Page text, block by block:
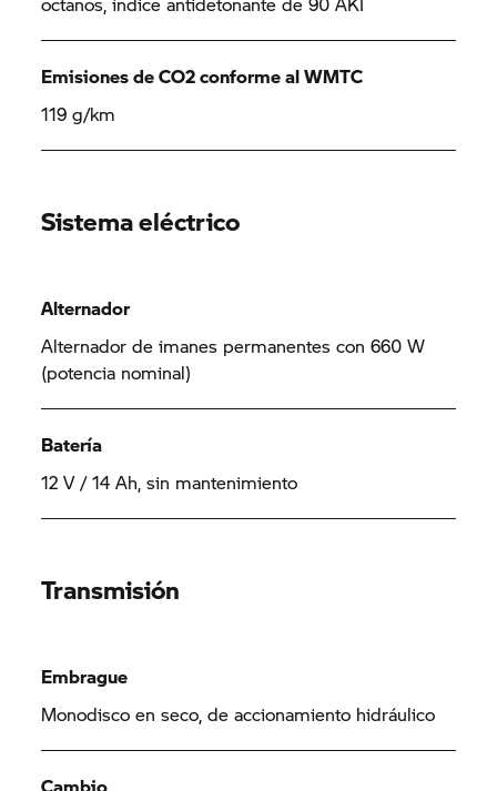
Emisiones de CO2 conforme al WMTC
119 g/km
Sistema eléctrico
Alternador
Alternador de imanes permanentes con 660 W
(potencia nominal)
Batería
12 V / 14 Ah, sin mantenimiento
Transmisión
Embrague
Monodisco en seco, de accionamiento hidráulico